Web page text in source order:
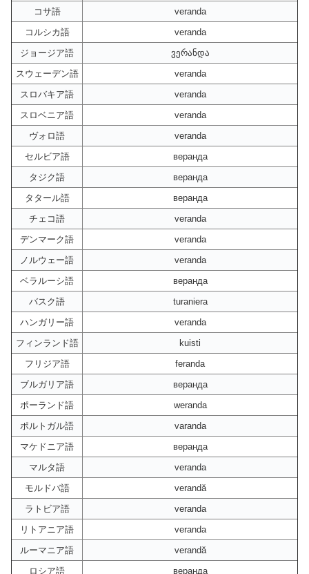
コサ語
veranda
コルシカ語
veranda
ジョージア語
ვერანდა
スウェーデン語
veranda
スロバキア語
veranda
スロベニア語
veranda
ヴォロ語
veranda
セルビア語
веранда
タジク語
веранда
タタール語
веранда
チェコ語
veranda
デンマーク語
veranda
ノルウェー語
veranda
ベラルーシ語
веранда
バスク語
turaniera
ハンガリー語
veranda
フィンランド語
kuisti
フリジア語
feranda
ブルガリア語
веранда
ポーランド語
weranda
ポルトガル語
varanda
マケドニア語
веранда
マルタ語
veranda
モルドバ語
verandă
ラトビア語
veranda
リトアニア語
veranda
ルーマニア語
verandă
ロシア語
веранда